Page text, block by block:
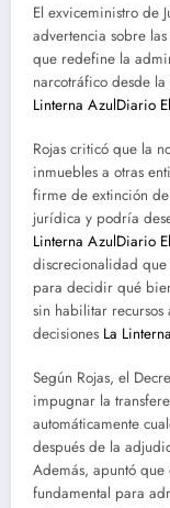
El exviceministro de
advertencia sobre
que redefine la
narcotráfico desde la
Linterna AzulDiario
Rojas criticó que la
inmuebles a otras
firme de extinción
jurídica y podría
Linterna AzulDiario
discrecionalidad que
para decidir qué
sin habilitar recursos
decisiones La
Según Rojas, el
impugnar la
automáticamente
después de la
Además, apuntó
fundamental para